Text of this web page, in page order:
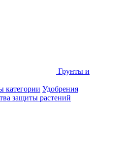
Грунты и
категории Удобрения
защиты растений